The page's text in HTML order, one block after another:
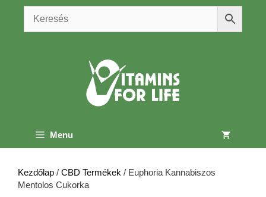
Kilépés
tartalomba
Menu
Kezdőlap / CBD Termékek / Euphoria Kannabiszos
Mentolos Cukorka